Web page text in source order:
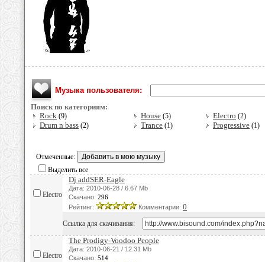
Музыка пользователя:
Поиск по категориям:
Rock (9) House (5) Electro (2)
Drum n bass (2) Trance (1) Progressive (1)
Отмеченные:
Выделить все
Electro
Dj addSER-Eagle
Дата: 2010-06-28 / 6.67 Mb
Скачано: 296
Рейтинг:
Комментарии: 0
Ссылка для скачивания:
Electro
The Prodigy-Voodoo People
Дата: 2010-06-21 / 12.31 Mb
Скачано: 514